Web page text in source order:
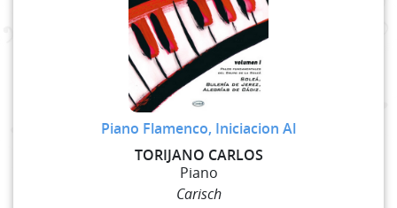
Piano Flamenco, Iniciacion Al
TORIJANO CARLOS
Piano
Carisch